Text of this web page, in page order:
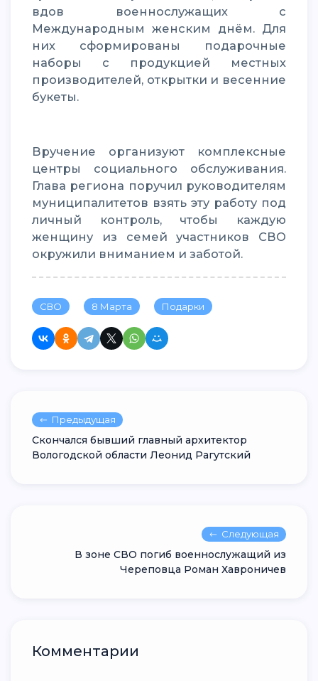
вдов военнослужащих с
Международным женским днём. Для
них сформированы подарочные
наборы с продукцией местных
производителей, открытки и весенние
букеты.
Вручение организуют комплексные
центры социального обслуживания.
Глава региона поручил руководителям
муниципалитетов взять эту работу под
личный контроль, чтобы каждую
женщину из семей участников СВО
окружили вниманием и заботой.
СВО 8 Марта Подарки
Предыдущая
Скончался бывший главный архитектор
Вологодской области Леонид Рагутский
Следующая
В зоне СВО погиб военнослужащий из
Череповца Роман Хавроничев
Комментарии